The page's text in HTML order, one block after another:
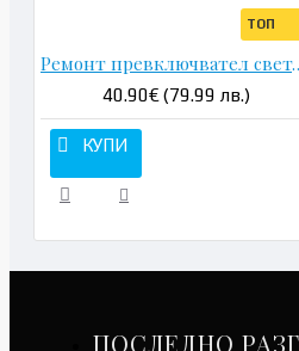
ТОП
Ремонт
40.90€ (79.99 лв.)
КУПИ
ПОСЛЕДНО